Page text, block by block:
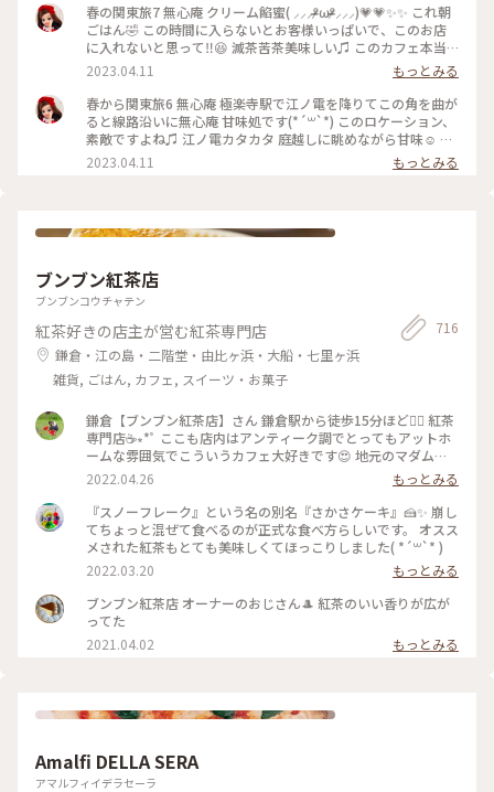
春の関東旅7 無心庵 クリーム餡蜜( ⸝⸝⸝ᵒ̴̶̷ωᵒ̴̶̷⸝⸝⸝)💗💗✨✨ これ朝
ごはん🤣 この時間に入らないとお客様いっぱいで、このお店
に入れないと思って‼️😆 滅茶苦茶美味しい♫ このカフェ本当
におすすめ♫ 江ノ電でぶらぶらしながら鎌倉方面の旅の折に
ぜひどうぞ(*´꒳`*)
2023.04.11
もっとみる
春から関東旅6 無心庵 極楽寺駅で江ノ電を降りてこの角を曲が
ると線路沿いに無心庵 甘味処です(*´꒳`*) このロケーション、
素敵ですよね♫ 江ノ電カタカタ 庭越しに眺めながら甘味☺️ は
ずれないシュチェーション(*´꒳`*)
2023.04.11 もっとみる
ブンブン紅茶店
ブンブンコウチャテン
紅茶好きの店主が営む紅茶専門店
鎌倉・江の島・二階堂・由比ヶ浜・大船・七里ヶ浜
雑貨, ごはん, カフェ, スイーツ・お菓子
716
鎌倉【ブンブン紅茶店】さん 鎌倉駅から徒歩15分ほど🚶‍♀️ 紅茶
専門店☕∗*ﾟ ここも店内はアンティーク調でとってもアットホ
ームな雰囲気でこういうカフェ大好きです😍 地元のマダムさ
んがおしゃべりに夢中でした(笑) 通りかかって気になり
Googleで調べたら、クチコミでは「一見さんお断りな雰囲
気」とか「うちに何か用ですか？って感じの対応」ってあった
のだけど、全然そんなことなくて(男性のマスターが素っ気な
いかな？)女性の方はテキパキと対応されていて、とりあえず
忙しそうではありました😲私は全然嫌な気分ではありませんで
した✨ この逆さまのケーキ？🧐が気になってオーダーしてみた
ところ、 ケーキではなくて、メレンゲのシフォンみたいな感じ
でふわっふわ😍とろけますぅ ひたすら甘々なんだけど、イチ
ゴが甘酸っぱくて、一緒に食べて紅茶をいただくには最高のバ
ランスでした💓 #鎌倉カフェ #紅茶専門店 #ブンブン紅茶店 #
2022.04.26
もっとみる
『スノーフレーク』という名の別名『さかさケーキ』🍰✨ 崩し
てちょっと混ぜて食べるのが正式な食べ方らしいです。 オスス
メされた紅茶もとても美味しくてほっこりしました( *´꒳`* )
2022.03.20
もっとみる
ブンブン紅茶店 オーナーのおじさん🎩 紅茶のいい香りが広が
ってた
2021.04.02
もっとみる
Amalfi DELLA SERA
アマルフィイデラセーラ